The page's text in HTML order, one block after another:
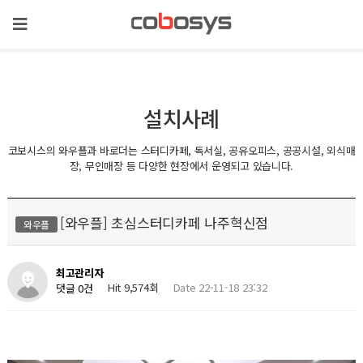
설치사례
코보시스의 와우플과 바로더는 스터디카페, 독서실, 공유오피스, 공공시설, 외식매
장, 무인매장 등 다양한 현장에서 운영되고 있습니다.
와우플 [와우플] 초심스터디카페 나주혁신점
최고관리자
댓글 0건
Hit 9,574회 Date 22-11-18 23:32